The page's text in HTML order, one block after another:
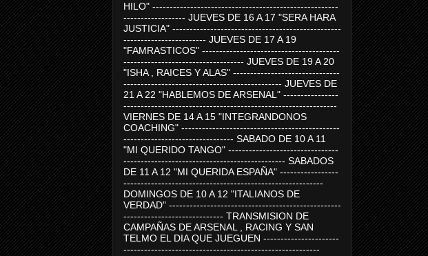
HILO" ------------------------------------------------------
------------------ JUEVES DE 16 A 17 "SERA HARA
JUSTICIA" -------------------------------------------------
------------------------ JUEVES DE 17 A 19
"FAMRASTICOS" ----------------------------------------
----------------------------------- JUEVES DE 19 A 20
"ISHA , RAICES Y ALAS" -------------------------------
---------------------------------------------- JUEVES DE
21 A 22 "HABLEMOS DE ARSENAL" ----------------
--------------------------------------------------------------
VIERNES DE 14 A 15 "INTEGRANDONOS
COACHING" ----------------------------------------------
-------------------------------- SABADO DE 10 A 11
"MI QUERIDO TANGO" --------------------------------
----------------------------------------------- SABADOS
DE 11 A 12 "MI QUERIDA ESPAÑA" -----------------
----------------------------------------------------------
DOMINGOS DE 10 A 12 "ITALIANOS DE
VERDAD" --------------------------------------------------
----------------------------- TRANSMISION DE
CAMPAÑAS DE ARSENAL , RACING Y SAN
TELMO EL DIA QUE JUEGUEN ----------------------
---------------------------------------------------------